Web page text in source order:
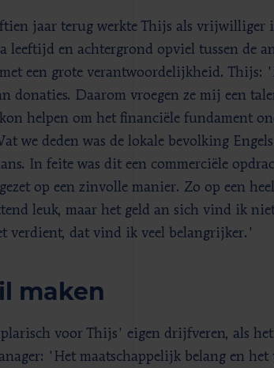
jaar terug werkte Thijs als vrijwilliger
leeftijd en achtergrond opviel tussen de
een grote verantwoordelijkheid. Thijs:
donaties. Daarom vroegen ze mij een
helpen om het financiële fundament
we deden was de lokale bevolking
In feite was dit een commerciële
op een zinvolle manier. Zo op een
leuk, maar het geld an sich vind ik
verdient, dat vind ik veel belangrijker.'
maken
voor Thijs' eigen drijfveren, als
'Het maatschappelijk belang en